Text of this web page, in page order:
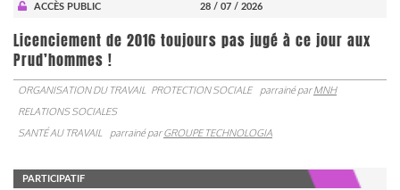
ACCÈS PUBLIC
28 / 07 / 2026
Licenciement de 2016 toujours pas jugé à ce jour aux
Prud’hommes !
ORGANISATION DU TRAVAIL PROTECTION SOCIALE parrainé parMNH
RELATIONS SOCIALES
SANTÉ AU TRAVAIL
parrainé parGROUPE TECHNOLOGIA
PARTICIPATIF